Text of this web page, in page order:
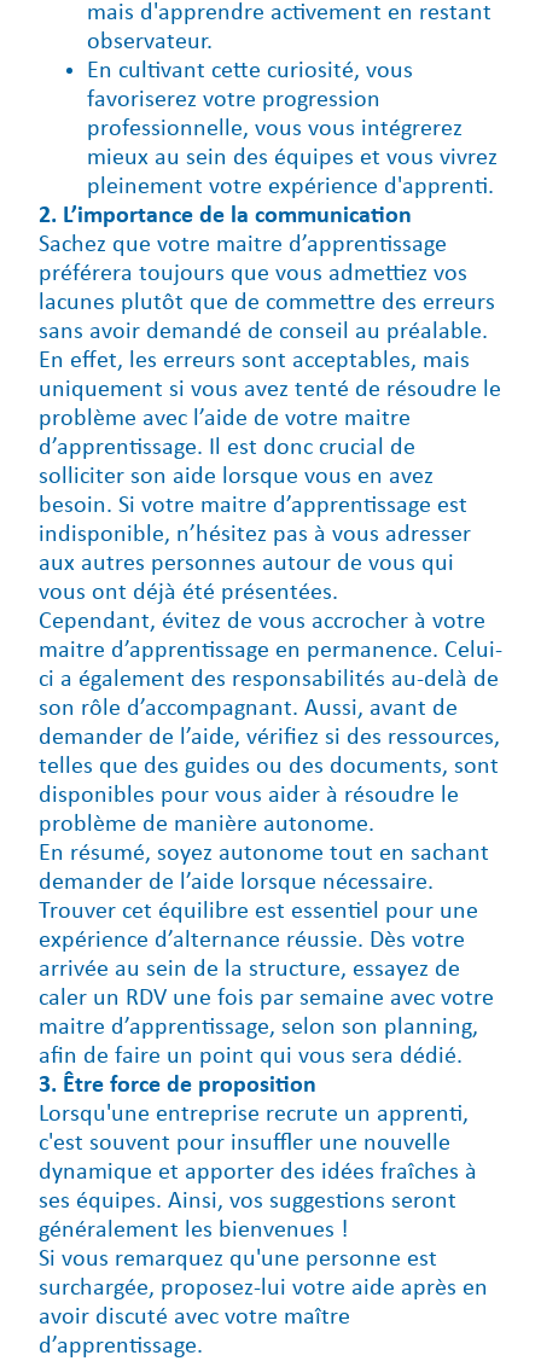
mais d'apprendre activement en restant
observateur.
En cultivant cette curiosité, vous
favoriserez votre progression
professionnelle, vous vous intégrerez
mieux au sein des équipes et vous vivrez
pleinement votre expérience d'apprenti.
2. L’importance de la communication
Sachez que votre maitre d’apprentissage
préférera toujours que vous admettiez vos
lacunes plutôt que de commettre des erreurs
sans avoir demandé de conseil au préalable.
En effet, les erreurs sont acceptables, mais
uniquement si vous avez tenté de résoudre le
problème avec l’aide de votre maitre
d’apprentissage. Il est donc crucial de
solliciter son aide lorsque vous en avez
besoin. Si votre maitre d’apprentissage est
indisponible, n’hésitez pas à vous adresser
aux autres personnes autour de vous qui
vous ont déjà été présentées.
Cependant, évitez de vous accrocher à votre
maitre d’apprentissage en permanence. Celui-
ci a également des responsabilités au-delà de
son rôle d’accompagnant. Aussi, avant de
demander de l’aide, vérifiez si des ressources,
telles que des guides ou des documents, sont
disponibles pour vous aider à résoudre le
problème de manière autonome.
En résumé, soyez autonome tout en sachant
demander de l’aide lorsque nécessaire.
Trouver cet équilibre est essentiel pour une
expérience d’alternance réussie. Dès votre
arrivée au sein de la structure, essayez de
caler un RDV une fois par semaine avec votre
maitre d’apprentissage, selon son planning,
afin de faire un point qui vous sera dédié.
3. Être force de proposition
Lorsqu'une entreprise recrute un apprenti,
c'est souvent pour insuffler une nouvelle
dynamique et apporter des idées fraîches à
ses équipes. Ainsi, vos suggestions seront
généralement les bienvenues !
Si vous remarquez qu'une personne est
surchargée, proposez-lui votre aide après en
avoir discuté avec votre maître
d’apprentissage.